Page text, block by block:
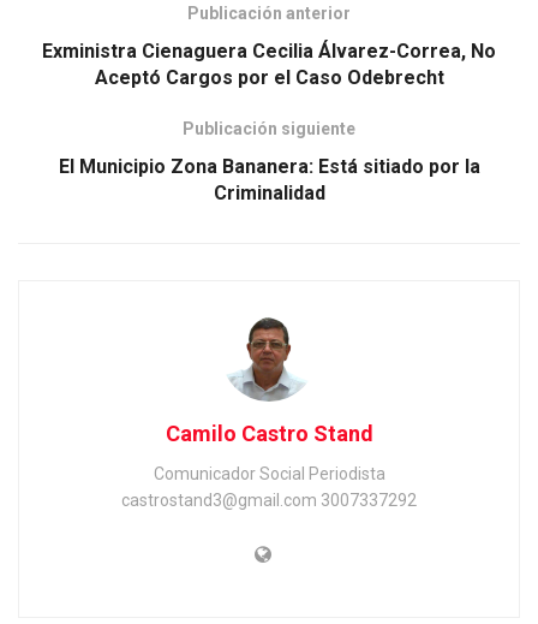
Publicación anterior
Exministra Cienaguera Cecilia Álvarez-Correa, No
Aceptó Cargos por el Caso Odebrecht
Publicación siguiente
El Municipio Zona Bananera: Está sitiado por la
Criminalidad
Camilo Castro Stand
Comunicador Social Periodista
castrostand3@gmail.com 3007337292